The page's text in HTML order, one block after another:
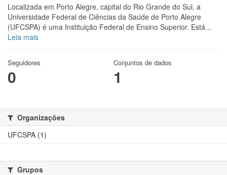
Localizada em Porto Alegre, capital do Rio Grande do Sul, a
Universidade Federal de Ciências da Saúde de Porto Alegre
(UFCSPA) é uma Instituição Federal de Ensino Superior. Está...
Leia mais
Seguidores
0
Conjuntos de dados
1
Organizações
UFCSPA (1)
Grupos